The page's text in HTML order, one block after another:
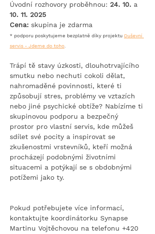
Úvodní rozhovory proběhnou: 24. 10. a
10. 11. 2025
Cena: skupina je zdarma​
* podporu poskytujeme bezplatně díky projektu Duševní
servis - Jdeme do toho
Trápí tě stavy úzkosti, dlouhotrvajícího
smutku nebo nechuti cokoli dělat,
nahromaděné povinnosti, které ti
způsobují stres, problémy ve vztazích
nebo jiné psychické obtíže? Nabízíme ti
skupinovou podporu a bezpečný
prostor pro vlastní servis, kde můžeš
sdílet své pocity a inspirovat se
zkušenostmi vrstevníků, kteří možná
procházejí podobnými životními
situacemi a potýkají se s obdobnými
potížemi jako ty.
Pokud potřebujete více informací,
kontaktujte koordinátorku Synapse
Martinu Vojtěchovou na telefonu +420